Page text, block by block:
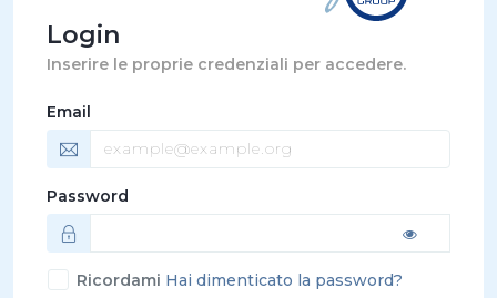
Login
Inserire le proprie credenziali per accedere.
Email
Password
Ricordami Hai dimenticato la password?